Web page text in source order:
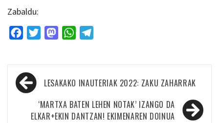
Zabaldu:
FacebookTwitterMastodonWhatsApp
Bidalketetan
zehar
nabigatu
LESAKAKO INAUTERIAK 2022: ZAKU ZAHARRAK
‘MARTXA BATEN LEHEN NOTAK’ IZANGO DA
ELKAR+EKIN DANTZAN! EKIMENAREN DOINUA